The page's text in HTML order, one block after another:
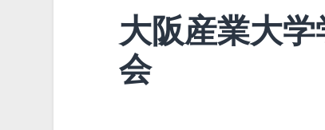
大阪産業大
会